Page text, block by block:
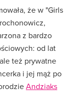
że w "Girls
z bardzo
od lat
też prywatne
i jej mąż po
Andziaks